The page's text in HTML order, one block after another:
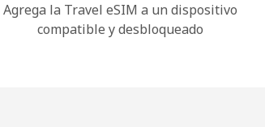
Agrega la Travel eSIM a un dispositivo
compatible y desbloqueado